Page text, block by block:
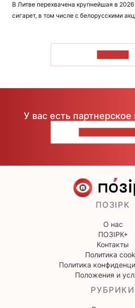
В Литве перехвачена крупнейшая в
сигарет, в том числе с белорусскими
У вас есть
ПОЗІРК
О нас
ПОЗІРК+
Контакты
Политика
Политика
Положения и
РУБРИКИ